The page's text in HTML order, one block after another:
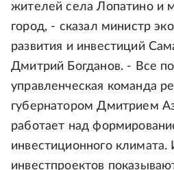
жителей села Лопатино и
город, - сказал министр
развития и инвестиций
Дмитрий Богданов. - Все
управленческая команда
губернатором Дмитрием
работает над
инвестиционного
инвестпроектов